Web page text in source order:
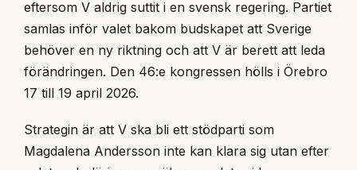
eftersom V aldrig suttit i en svensk regering. Partiet
samlas inför valet bakom budskapet att Sverige
behöver en ny riktning och att V är berett att leda
förändringen. Den 46:e kongressen hölls i Örebro
17 till 19 april 2026.
Strategin är att V ska bli ett stödparti som
Magdalena Andersson inte kan klara sig utan efter